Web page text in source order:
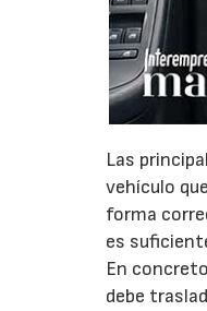
Las
vehículo
forma
es
En
debe